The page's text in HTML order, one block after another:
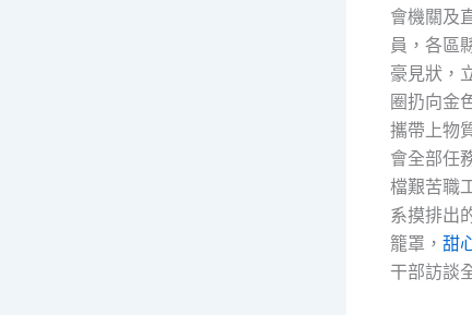
會機關及
員，各區
豪見狀，
圈扔向金
攜帶上物
會全部任
檔艱苦職
系摸排出
籠罩， 甜
干部訪談